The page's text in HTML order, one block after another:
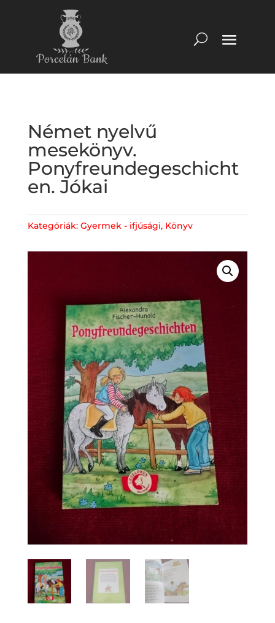
Német nyelvű
mesekönyv.
Ponyfreundegeschicht
en. Jókai
Kategóriák: Gyermek - ifjúsági, Könyv